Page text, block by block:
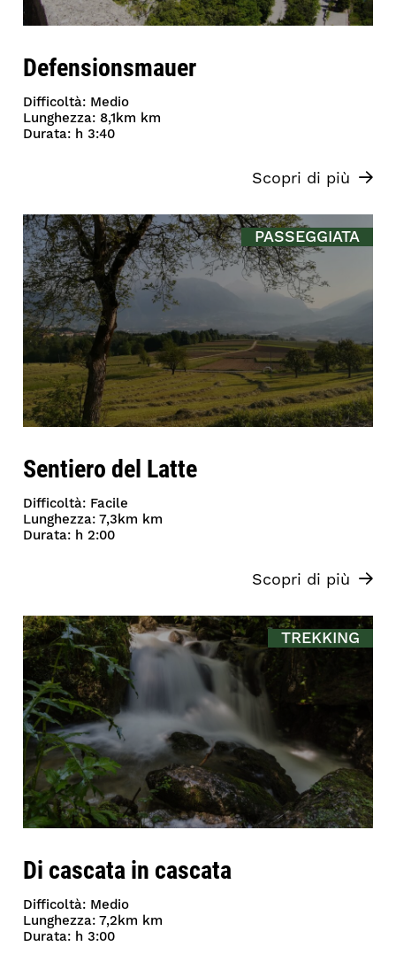
Defensionsmauer
Difficoltà: Medio
Lunghezza: 8,1km km
Durata: h 3:40
Scopri di più
PASSEGGIATA
Sentiero del Latte
Difficoltà: Facile
Lunghezza: 7,3km km
Durata: h 2:00
Scopri di più
TREKKING
Di cascata in cascata
Difficoltà: Medio
Lunghezza: 7,2km km
Durata: h 3:00